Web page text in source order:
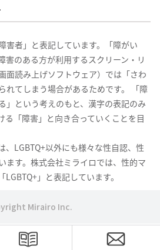
害者」と表記しています。「障がい
害のある方が利用するスクリーン・リ
面読み上げソフトウェア）では「さわ
れてしまう場合があるためです。 「障
」という考えのもと、漢字の表記のみ
る「障害」と向き合っていくことを目
、LGBTQ+以外にも様々な性自認、性
ます。株式会社ミライロでは、性的マ
」と表記しています。
Mirairo Inc.